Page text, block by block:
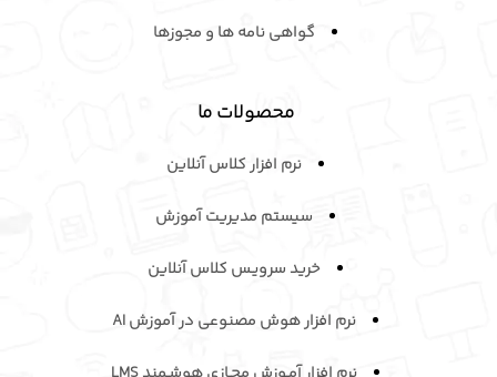
گواهی نامه ها و مجوزها
محصولات ما
نرم افزار کلاس آنلاین
سیستم مدیریت آموزش
خرید سرویـس کلاس آنلاین
نرم افزار هوش مصنوعی در آموزش AI